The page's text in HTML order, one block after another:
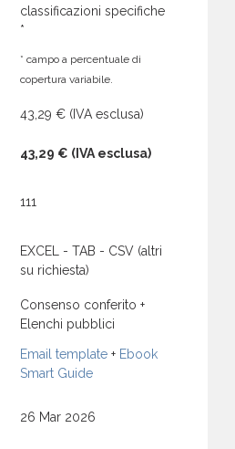
classificazioni specifiche
*
* campo a percentuale di
copertura variabile.
43,29 € (IVA esclusa)
43,29 € (IVA esclusa)
111
EXCEL - TAB - CSV (altri
su richiesta)
Consenso conferito +
Elenchi pubblici
Email template + Ebook
Smart Guide
26 Mar 2026